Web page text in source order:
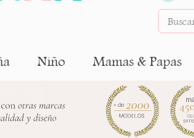
Niño Mamas & Papas